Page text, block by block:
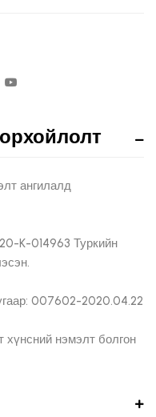
ангилалд
K-014963 Туркийн
007602-2020.04.22
хүнсний нэмэлт болгон